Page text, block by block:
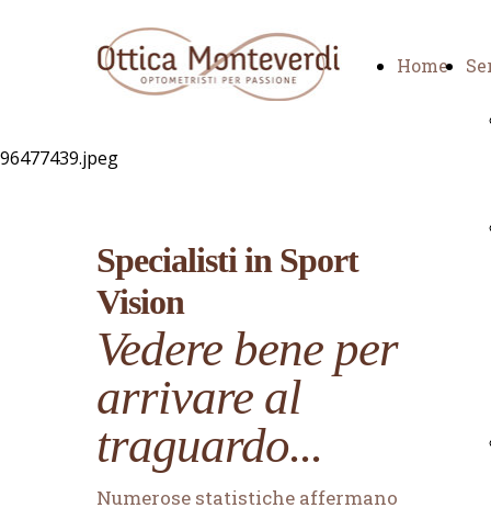
Home
Specialisti in Sport
Vision
Vedere bene per
arrivare al
traguardo...
Numerose statistiche affermano